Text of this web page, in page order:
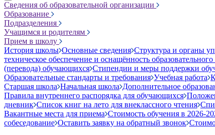
Сведения об образовательной организации
Образование
Подразделения
Учащимся и родителям
Прием в школу
История школы Основные сведения Структура и органы
техническое обеспечение и оснащённость
(перевода) обучающихся Стипендии и меры поддержки
Образовательные стандарты и требования Учебная работа
Старшая школа Начальная школа Дополнительное
Правила внутреннего распорядка для обучающихся
дневник Список книг на лето для внеклассного чтения
Вакантные места для приема Стоимость обучения в 2026-
собеседование Оставить заявку на обратный звонок